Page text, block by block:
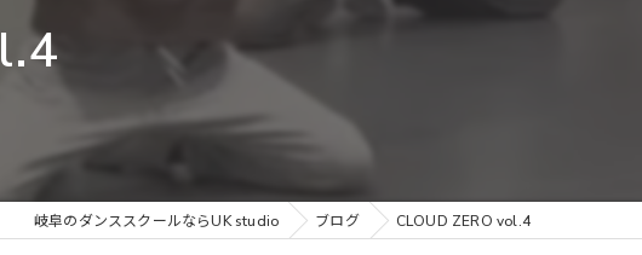
岐阜のダンススクールならUK studio ブログ CLOUD ZERO vol.4